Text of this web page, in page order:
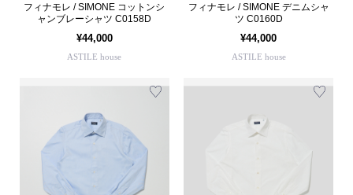
フィナモレ / SIMONE コットンシ
ャンブレーシャツ C0158D
¥44,000
ASTILE house
フィナモレ / SIMONE デニムシャ
ツ C0160D
¥44,000
ASTILE house